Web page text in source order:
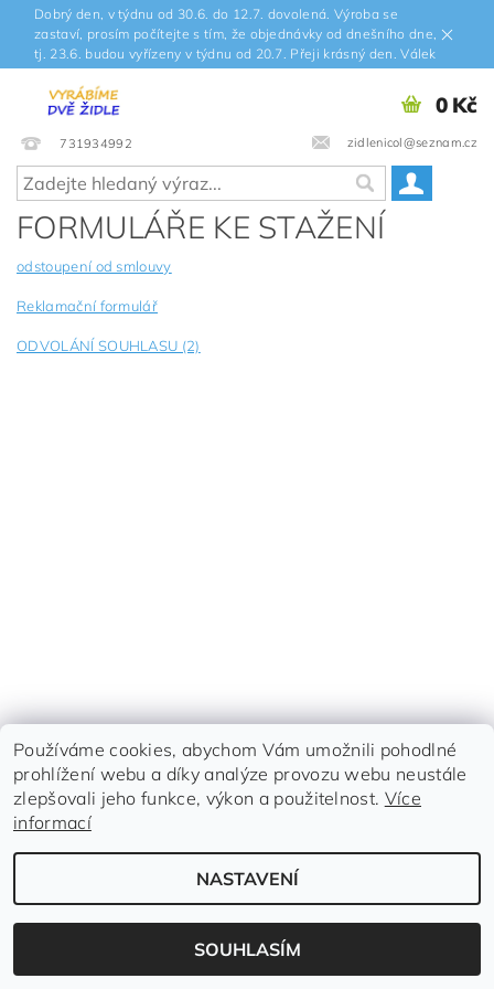
Dobrý den, v týdnu od 30.6. do 12.7. dovolená. Výroba se
zastaví, prosím počítejte s tím, že objednávky od dnešního dne,
tj. 23.6. budou vyřízeny v týdnu od 20.7. Přeji krásný den. Válek
731934992 zidlenicol@seznam.cz
0 Kč
FORMULÁŘE KE STAŽENÍ
odstoupení od smlouvy
Reklamační formulář
ODVOLÁNÍ SOUHLASU (2)
2026 ©www.dvezidle.cz
Vytvořil Shoptet
Používáme cookies, abychom Vám umožnili pohodlné
prohlížení webu a díky analýze provozu webu neustále
zlepšovali jeho funkce, výkon a použitelnost. Více
informací
NASTAVENÍ
SOUHLASÍM